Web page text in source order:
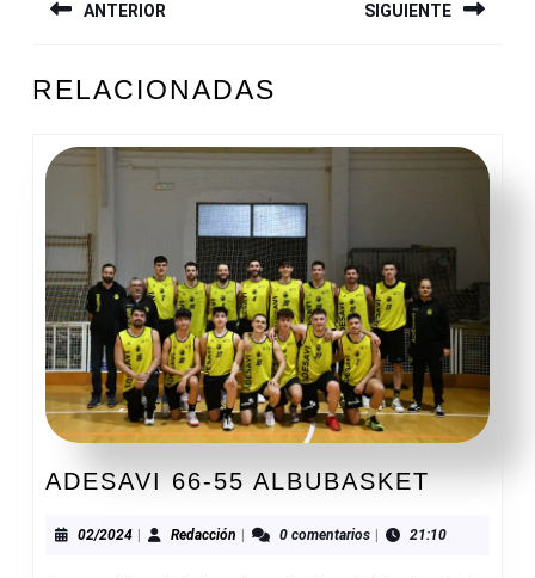
DE
ANTERIOR
anterior:
SIGUIENTE
entrada:
RELACIONADAS
ADESAVI 66-55 ALBUBASKET
55
02/202402/2024
| Redacción Redacción
| 0 comentarios | 21:10